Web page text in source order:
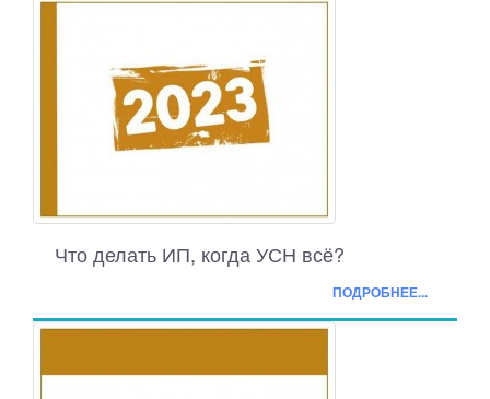
Что делать ИП, когда УСН всё?
ПОДРОБНЕЕ...